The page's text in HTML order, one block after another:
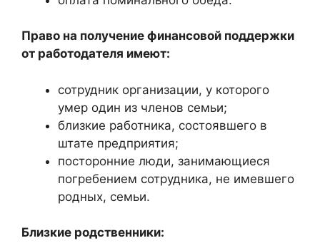
Право на получение финансовой поддержки
от работодателя имеют:
сотрудник организации, у которого
умер один из членов семьи;
близкие работника, состоявшего в
штате предприятия;
посторонние люди, занимающиеся
погребением сотрудника, не имевшего
родных, семьи.
Близкие родственники: